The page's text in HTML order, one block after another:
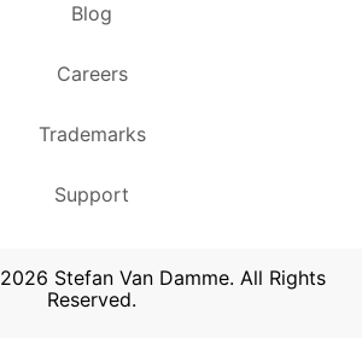
Blog
Careers
Trademarks
Support
2026 Stefan Van Damme. All Rights
Reserved.